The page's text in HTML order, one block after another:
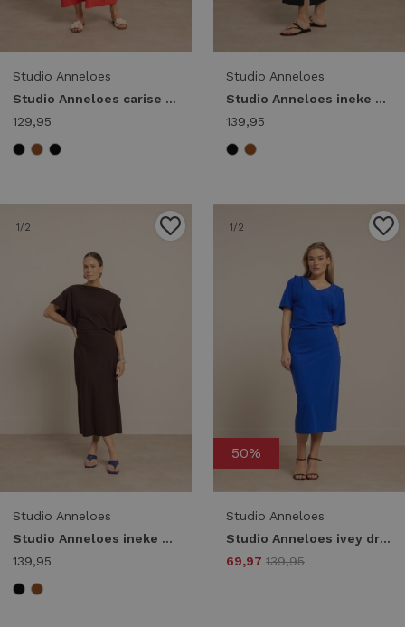
Studio Anneloes
Studio Anneloes carise dress 13817 Lange Jurken 2800 coral red
129,95
Studio Anneloes
Studio Anneloes ineke dress 13819 Jurk 9000 black
139,95
1/2
Studio Anneloes
Studio Anneloes ineke dress 13819 Jurk 8700 espresso
139,95
1/2
50%
Studio Anneloes
Studio Anneloes ivey dress 13734 Jurk 7301 electric blue
69,97 139,95